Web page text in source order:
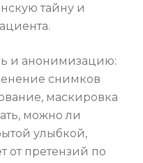
тайну и
и анонимизацию:
снимков
маскировка
можно ли
улыбкой,
от претензий по